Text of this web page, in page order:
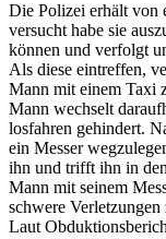
Die Polizei erhält von
versucht habe sie
können und verfolgt
Als diese eintreffen,
Mann mit einem Taxi
Mann wechselt
losfahren gehindert.
ein Messer
ihn und trifft ihn in
Mann mit seinem
schwere
Laut